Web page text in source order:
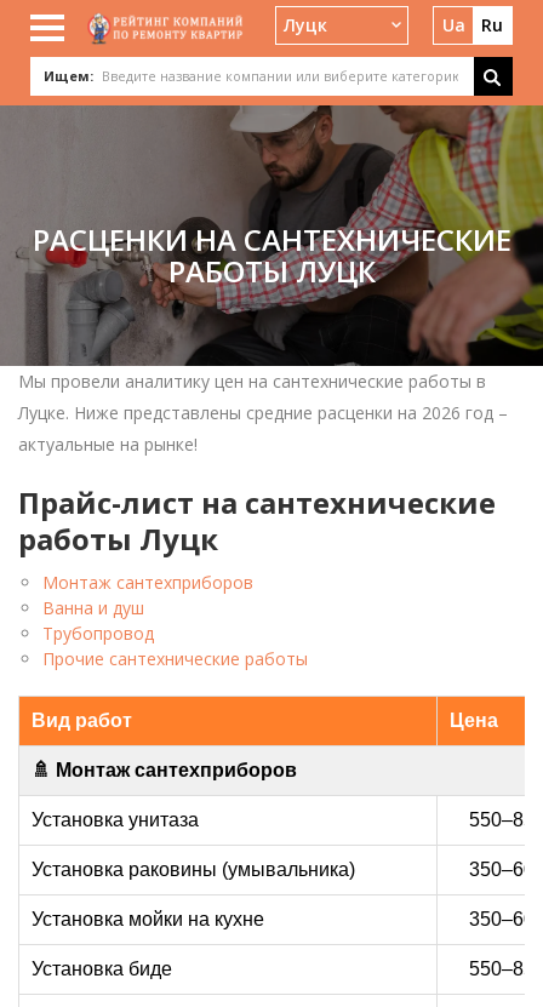
Луцк Ua Ru
Ищем:
РАСЦЕНКИ НА САНТЕХНИЧЕСКИЕ
РАБОТЫ ЛУЦК
Мы провели аналитику цен на сантехнические работы в
Луцке. Ниже представлены средние расценки на 2026 год –
актуальные на рынке!
Прайс-лист на сантехнические
работы Луцк
Монтаж сантехприборов
Ванна и душ
Трубопровод
Прочие сантехнические работы
Вид работ Цена
🚿 Монтаж сантехприборов
Установка унитаза
Установка раковины (умывальника)
Установка мойки на кухне
Установка биде